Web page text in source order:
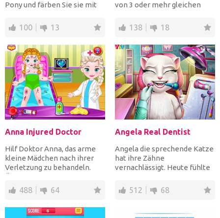
Pony und färben Sie sie mit
100 13
von 3 oder mehr gleichen
138 18
Anna Injured Doctor
Hilf Doktor Anna, das arme
kleine Mädchen nach ihrer
Verletzung zu behandeln.
488 64
Angela Real Dentist
Angela die sprechende Katze
hat ihre Zähne
vernachlässigt. Heute fühlte
a...
512 68